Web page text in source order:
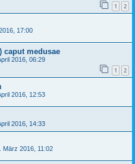
1 2
17:00
caput medusae
2016, 06:29
1 2
2016, 12:53
2016, 14:33
März 2016, 11:02